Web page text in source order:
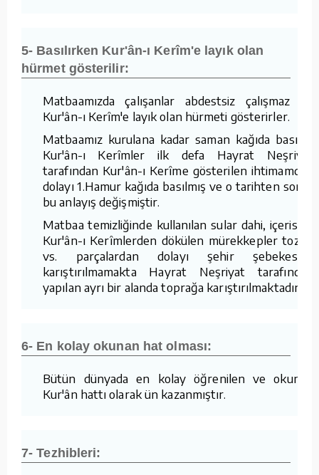
5- Basılırken Kur'ân-ı Kerîm'e layık olan
hürmet gösterilir:
Matbaamızda çalışanlar abdestsiz çalışmaz ve
Kur'ân-ı Kerîm'e layık olan hürmeti gösterirler.
Matbaamız kurulana kadar saman kağıda basılan
Kur'ân-ı Kerîmler ilk defa Hayrat Neşriyat
tarafından Kur'ân-ı Kerîme gösterilen ihtimamdan
dolayı 1.Hamur kağıda basılmış ve o tarihten sonra
bu anlayış değişmiştir.
Matbaa temizliğinde kullanılan sular dahi, içerisine
Kur'ân-ı Kerîmlerden dökülen mürekkepler tozlar
vs. parçalardan dolayı şehir şebekesine
karıştırılmamakta Hayrat Neşriyat tarafından
yapılan ayrı bir alanda toprağa karıştırılmaktadır.
6- En kolay okunan hat olması:
Bütün dünyada en kolay öğrenilen ve okunan
Kur'ân hattı olarak ün kazanmıştır.
7- Tezhibleri: